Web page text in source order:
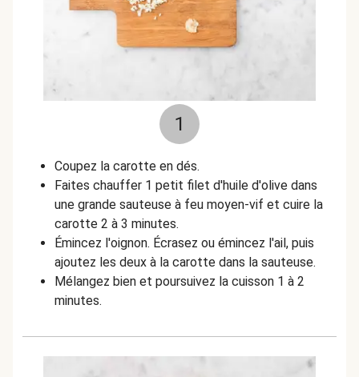
1
Coupez la carotte en dés.
Faites chauffer 1 petit filet d'huile d'olive dans
une grande sauteuse à feu moyen-vif et cuire la
carotte 2 à 3 minutes.
Émincez l'oignon. Écrasez ou émincez l'ail, puis
ajoutez les deux à la carotte dans la sauteuse.
Mélangez bien et poursuivez la cuisson 1 à 2
minutes.